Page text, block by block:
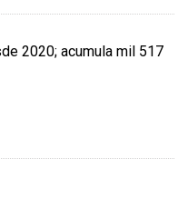
2020; acumula mil 517